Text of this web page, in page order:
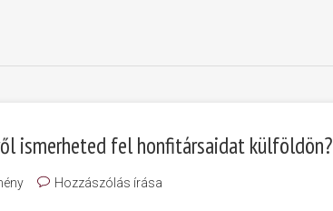
ismerheted fel honfitársaidat külföldön?
Hozzászólás írása